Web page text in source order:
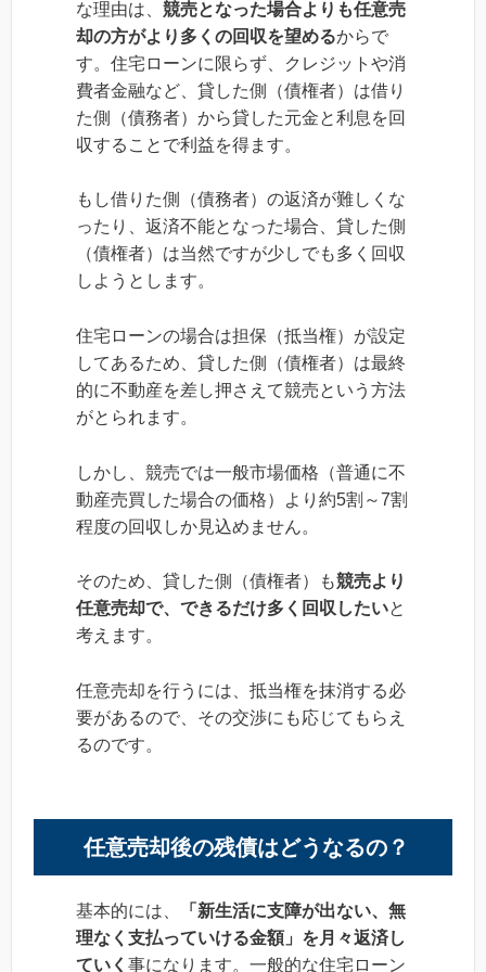
な理由は、 競売となった場合よりも任意売
却の方がより多くの回収を望めるからで
す。住宅ローンに限らず、クレジットや消
費者金融など、貸した側（債権者）は借り
た側（債務者）から貸した元金と利息を回
収することで利益を得ます。
もし借りた側（債務者）の返済が難しくな
ったり、返済不能となった場合、貸した側
（債権者）は当然ですが少しでも多く回収
しようとします。
住宅ローンの場合は担保（抵当権）が設定
してあるため、貸した側（債権者）は最終
的に不動産を差し押さえて競売という方法
がとられます。
しかし、競売では一般市場価格（普通に不
動産売買した場合の価格）より約5割～7割
程度の回収しか見込めません。
そのため、貸した側（債権者）も競売より
任意売却で、できるだけ多く回収したいと
考えます。
任意売却を行うには、抵当権を抹消する必
要があるので、その交渉にも応じてもらえ
るのです。
任意売却後の残債はどうなるの？
基本的には、
「新生活に支障が出ない、無
理なく支払っていける金額」を月々返済し
ていく 事になります。一般的な住宅ローン